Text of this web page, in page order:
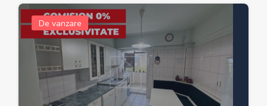
De vanzare